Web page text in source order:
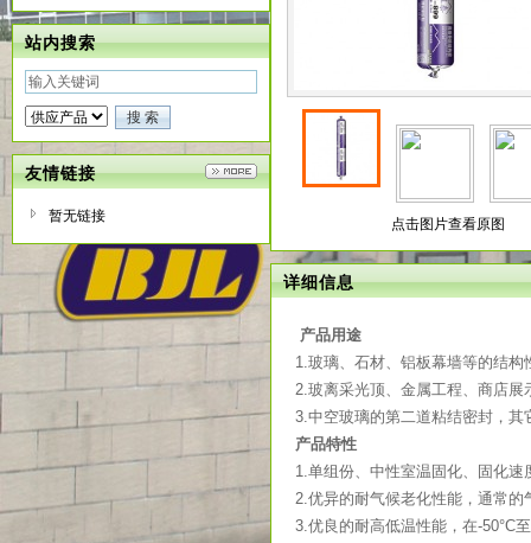
站内搜索
友情链接
暂无链接 点击图片查看原图
详细信息
产品用途
1.玻璃、石材、铝板幕墙等的结构
2.玻离采光顶、金属工程、商店
3.中空玻璃的第二道粘结密封，其
产品特性
1.单组份、中性室温固化、固化速
2.优异的耐气候老化性能，通常
3.优良的耐高低温性能，在-50°C